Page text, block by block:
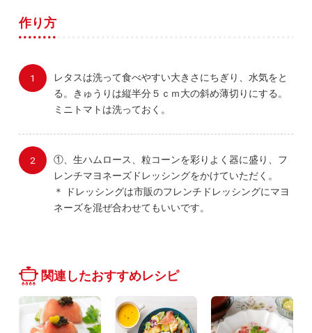
作り方
レタスは洗って食べやすい大きさにちぎり、水気をと
る。きゅうりは縦半分５ｃｍ大の斜め薄切りにする。
ミニトマトは洗っておく。
①、生ハムロース、粒コーンを彩りよく器に盛り、フ
レンチマヨネーズドレッシングをかけていただく。
＊ ドレッシングは市販のフレンチドレッシングにマヨ
ネーズを混ぜ合わせてもいいです。
関連したおすすめレシピ